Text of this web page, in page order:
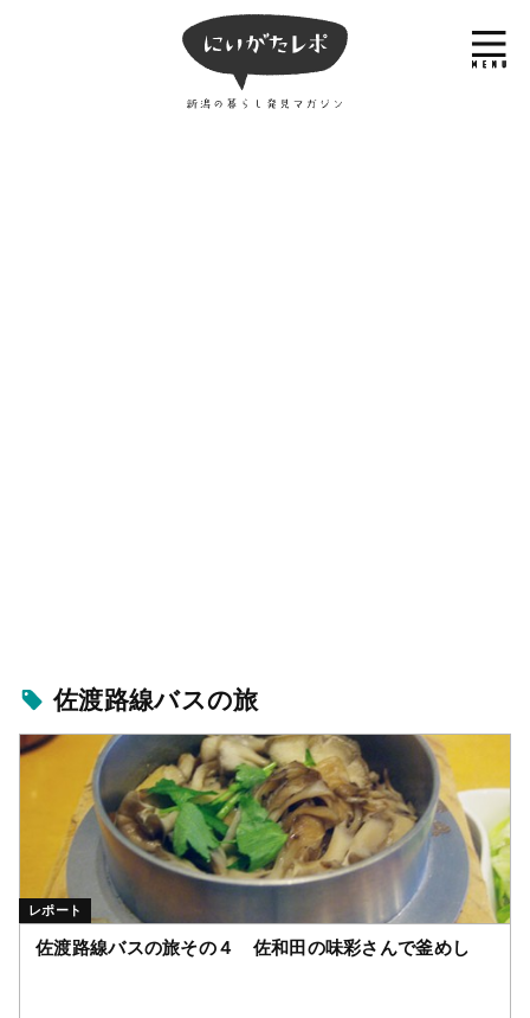
佐渡路線バスの旅
佐渡路線バスの旅その４ 佐和田の味彩さんで釜めし
レポート